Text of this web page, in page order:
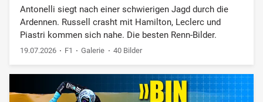
Antonelli siegt nach einer schwierigen Jagd durch die
Ardennen. Russell crasht mit Hamilton, Leclerc und
Piastri kommen sich nahe. Die besten Renn-Bilder.
19.07.2026 F1 Galerie 40 Bilder